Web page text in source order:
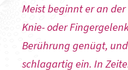
Meist beginnt er an
Knie- oder
Berührung genügt,
schlagartig ein. In